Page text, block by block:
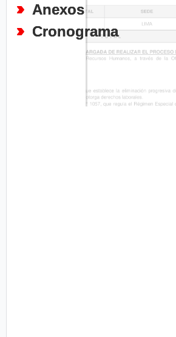
Anexos
Cronograma